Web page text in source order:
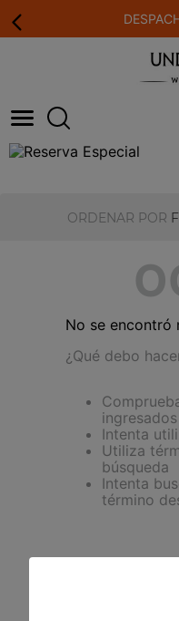
ORDENAR POR
No se encontró
¿Qué debo
ingresados
Intenta
Utiliza
búsqueda
Intenta
término